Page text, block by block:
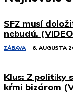
SFZ musí
nebudú.
ZÁBAVA 6. AUGUSTA
Klus: Z politiky
kŕmi bizárom